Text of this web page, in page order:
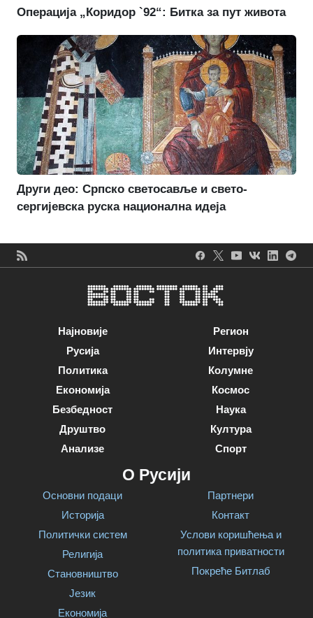
Операција „Коридор `92“: Битка за пут живота
Други део: Српско светосавље и свето-
сергијевска руска национална идеја
Најновије
Русија
Политика
Економија
Безбедност
Друштво
Анализе
Регион
Интервју
Колумне
Космос
Наука
Култура
Спорт
О Русији
Основни подаци
Историја
Политички систем
Религија
Становништво
Језик
Економија
Партнери
Контакт
Услови коришћења и
политика приватности
Покреће Битлаб